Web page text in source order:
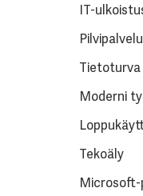
IT-
Tietoturva
Moderni
Tekoäly